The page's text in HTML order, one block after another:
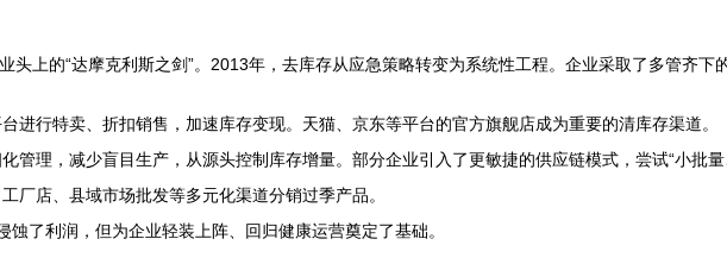
头上的“达摩克利斯之剑”。2013年，去库存从应急策略转变为系统性工程。企业采取了多管齐下
进行特卖、折扣销售，加速库存变现。天猫、京东等平台的官方旗舰店成为重要的清库存渠道。
管理，减少盲目生产，从源头控制库存增量。部分企业引入了更敏捷的供应链模式，尝试“小批量
厂店、县域市场批发等多元化渠道分销过季产品。
蚀了利润，但为企业轻装上阵、回归健康运营奠定了基础。